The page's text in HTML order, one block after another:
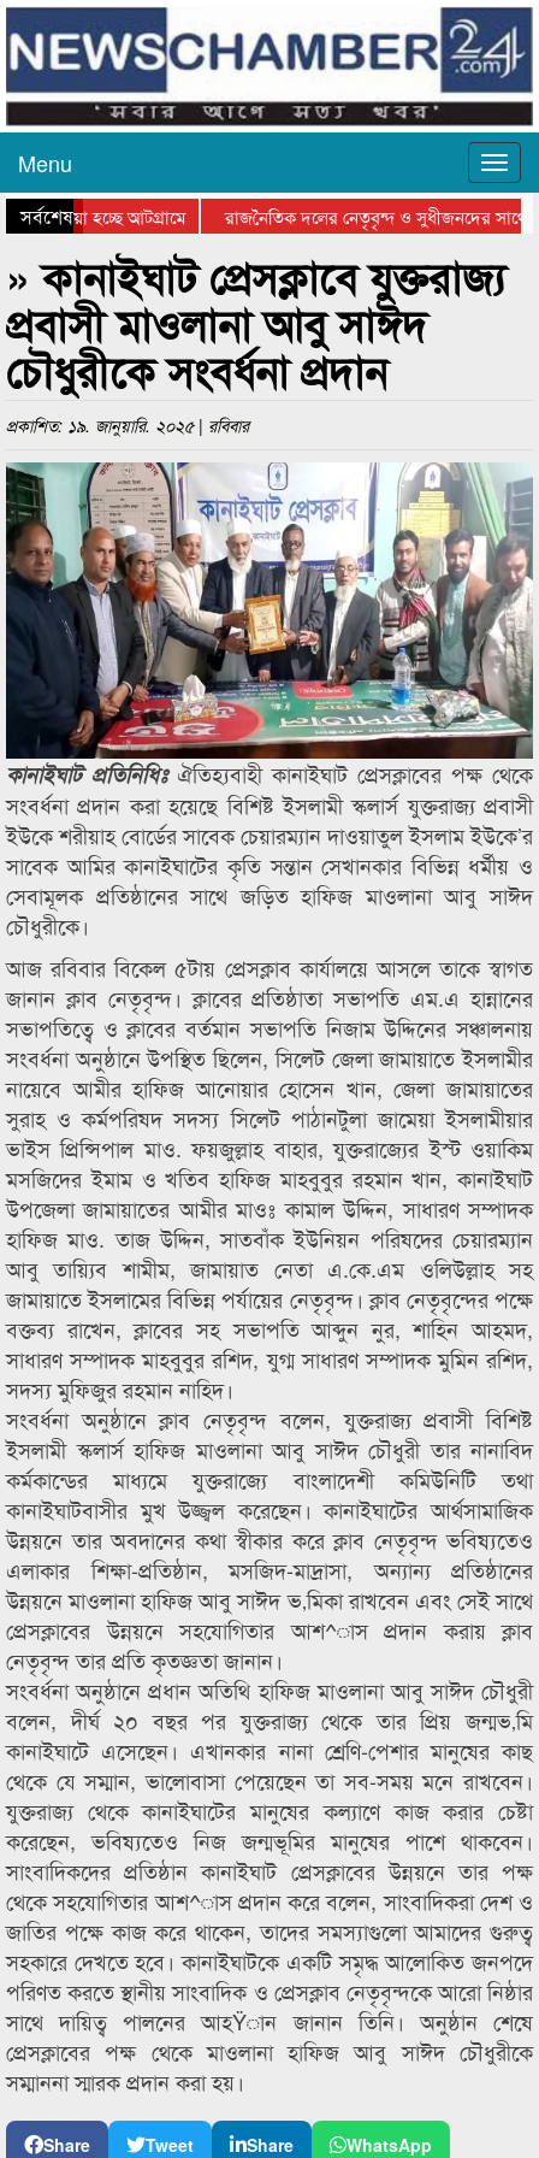
Menu
সর্বশেষ
যাওয়া হচ্ছে আটগ্রামে
রাজনৈতিক দলের নেতৃবৃন্দ ও সুধীজনদের সাথে
পুরস্কার বিতরণ সম্পন্ন
» কানাইঘাট প্রেসক্লাবে যুক্তরাজ্য
প্রবাসী মাওলানা আবু সাঈদ
চৌধুরীকে সংবর্ধনা প্রদান
প্রকাশিত: ১৯. জানুয়ারি. ২০২৫ | রবিবার
কানাইঘাট প্রতিনিধিঃ ঐতিহ্যবাহী কানাইঘাট প্রেসক্লাবের পক্ষ থেকে
সংবর্ধনা প্রদান করা হয়েছে বিশিষ্ট ইসলামী স্কলার্স যুক্তরাজ্য প্রবাসী
ইউকে শরীয়াহ বোর্ডের সাবেক চেয়ারম্যান দাওয়াতুল ইসলাম ইউকে’র
সাবেক আমির কানাইঘাটের কৃতি সন্তান সেখানকার বিভিন্ন ধর্মীয় ও
সেবামূলক প্রতিষ্ঠানের সাথে জড়িত হাফিজ মাওলানা আবু সাঈদ
চৌধুরীকে।
আজ রবিবার বিকেল ৫টায় প্রেসক্লাব কার্যালয়ে আসলে তাকে স্বাগত
জানান ক্লাব নেতৃবৃন্দ। ক্লাবের প্রতিষ্ঠাতা সভাপতি এম.এ হান্নানের
সভাপতিত্বে ও ক্লাবের বর্তমান সভাপতি নিজাম উদ্দিনের সঞ্চালনায়
সংবর্ধনা অনুষ্ঠানে উপস্থিত ছিলেন, সিলেট জেলা জামায়াতে ইসলামীর
নায়েবে আমীর হাফিজ আনোয়ার হোসেন খান, জেলা জামায়াতের
সুরাহ ও কর্মপরিষদ সদস্য সিলেট পাঠানটুলা জামেয়া ইসলামীয়ার
ভাইস প্রিন্সিপাল মাও. ফয়জুল্লাহ বাহার, যুক্তরাজ্যের ইস্ট ওয়াকিম
মসজিদের ইমাম ও খতিব হাফিজ মাহবুবুর রহমান খান, কানাইঘাট
উপজেলা জামায়াতের আমীর মাওঃ কামাল উদ্দিন, সাধারণ সম্পাদক
হাফিজ মাও. তাজ উদ্দিন, সাতবাঁক ইউনিয়ন পরিষদের চেয়ারম্যান
আবু তায়্যিব শামীম, জামায়াত নেতা এ.কে.এম ওলিউল্লাহ সহ
জামায়াতে ইসলামের বিভিন্ন পর্যায়ের নেতৃবৃন্দ। ক্লাব নেতৃবৃন্দের পক্ষে
বক্তব্য রাখেন, ক্লাবের সহ সভাপতি আব্দুন নুর, শাহিন আহমদ,
সাধারণ সম্পাদক মাহবুবুর রশিদ, যুগ্ম সাধারণ সম্পাদক মুমিন রশিদ,
সদস্য মুফিজুর রহমান নাহিদ।
সংবর্ধনা অনুষ্ঠানে ক্লাব নেতৃবৃন্দ বলেন, যুক্তরাজ্য প্রবাসী বিশিষ্ট
ইসলামী স্কলার্স হাফিজ মাওলানা আবু সাঈদ চৌধুরী তার নানাবিদ
কর্মকান্ডের মাধ্যমে যুক্তরাজ্যে বাংলাদেশী কমিউনিটি তথা
কানাইঘাটবাসীর মুখ উজ্জ্বল করেছেন। কানাইঘাটের আর্থসামাজিক
উন্নয়নে তার অবদানের কথা স্বীকার করে ক্লাব নেতৃবৃন্দ ভবিষ্যতেও
এলাকার শিক্ষা-প্রতিষ্ঠান, মসজিদ-মাদ্রাসা, অন্যান্য প্রতিষ্ঠানের
উন্নয়নে মাওলানা হাফিজ আবু সাঈদ ভ‚মিকা রাখবেন এবং সেই সাথে
প্রেসক্লাবের উন্নয়নে সহযোগিতার আশ^াস প্রদান করায় ক্লাব
নেতৃবৃন্দ তার প্রতি কৃতজ্ঞতা জানান।
সংবর্ধনা অনুষ্ঠানে প্রধান অতিথি হাফিজ মাওলানা আবু সাঈদ চৌধুরী
বলেন, দীর্ঘ ২০ বছর পর যুক্তরাজ্য থেকে তার প্রিয় জন্মভ‚মি
কানাইঘাটে এসেছেন। এখানকার নানা শ্রেণি-পেশার মানুষের কাছ
থেকে যে সম্মান, ভালোবাসা পেয়েছেন তা সব-সময় মনে রাখবেন।
যুক্তরাজ্য থেকে কানাইঘাটের মানুষের কল্যাণে কাজ করার চেষ্টা
করেছেন, ভবিষ্যতেও নিজ জন্মভূমির মানুষের পাশে থাকবেন।
সাংবাদিকদের প্রতিষ্ঠান কানাইঘাট প্রেসক্লাবের উন্নয়নে তার পক্ষ
থেকে সহযোগিতার আশ^াস প্রদান করে বলেন, সাংবাদিকরা দেশ ও
জাতির পক্ষে কাজ করে থাকেন, তাদের সমস্যাগুলো আমাদের গুরুত্ব
সহকারে দেখতে হবে। কানাইঘাটকে একটি সমৃদ্ধ আলোকিত জনপদে
পরিণত করতে স্থানীয় সাংবাদিক ও প্রেসক্লাব নেতৃবৃন্দকে আরো নিষ্ঠার
সাথে দায়িত্ব পালনের আহŸান জানান তিনি। অনুষ্ঠান শেষে
প্রেসক্লাবের পক্ষ থেকে মাওলানা হাফিজ আবু সাঈদ চৌধুরীকে
সম্মাননা স্মারক প্রদান করা হয়।
Share Tweet Share WhatsApp